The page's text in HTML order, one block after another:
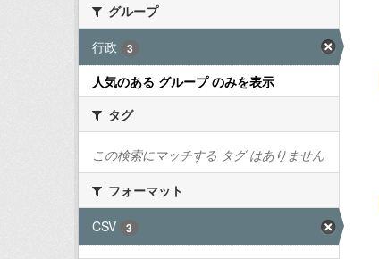
グループ
行政
3
人気のある グループ のみを表示
タグ
この検索にマッチする タグ はありません
フォーマット
CSV
3